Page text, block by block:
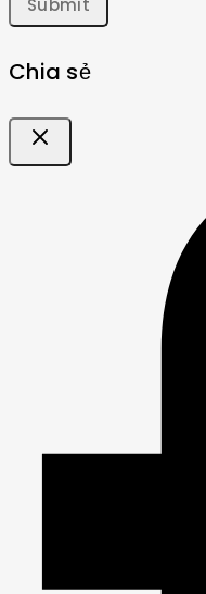
Chia sẻ